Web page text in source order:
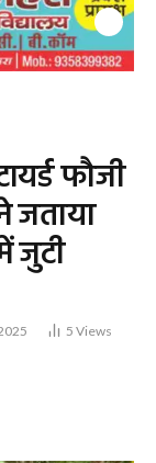
फौजी
जुटी
5Views